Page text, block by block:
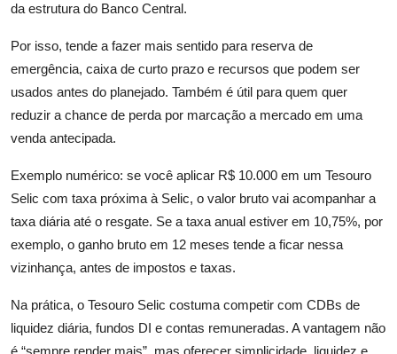
da estrutura do Banco Central.
Por isso, tende a fazer mais sentido para reserva de
emergência, caixa de curto prazo e recursos que podem ser
usados antes do planejado. Também é útil para quem quer
reduzir a chance de perda por marcação a mercado em uma
venda antecipada.
Exemplo numérico: se você aplicar R$ 10.000 em um Tesouro
Selic com taxa próxima à Selic, o valor bruto vai acompanhar a
taxa diária até o resgate. Se a taxa anual estiver em 10,75%, por
exemplo, o ganho bruto em 12 meses tende a ficar nessa
vizinhança, antes de impostos e taxas.
Na prática, o Tesouro Selic costuma competir com CDBs de
liquidez diária, fundos DI e contas remuneradas. A vantagem não